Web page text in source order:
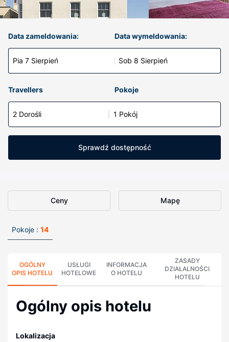
Data zameldowania:
Pia 7 Sierpień
Data wymeldowania:
Sob 8 Sierpień
Travellers Pokoje
2 Dorośli 1 Pokój
Sprawdź dostępność
Ceny Mapę
Pokoje : 14
OGÓLNY
OPIS HOTELU
USŁUGI
HOTELOWE
INFORMACJA
O HOTELU
ZASADY
DZIAŁALNOŚCI
HOTELU
Ogólny opis hotelu
Lokalizacja